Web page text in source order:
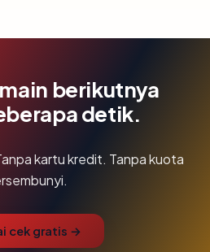
berikutnya
detik.
kartu kredit. Tanpa kuota
cek gratis →